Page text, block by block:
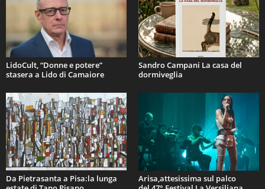
LidoCult, “Donne e potere”
stasera a Lido di Camaiore
Sandro Campani La casa del
dormiveglia
Da Pietrasanta a Pisa:la lunga
Arisa,attesissima sul palco